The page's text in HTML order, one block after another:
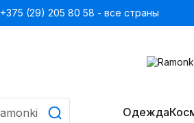
+375 (29) 205 80 58 - все страны
Одежда